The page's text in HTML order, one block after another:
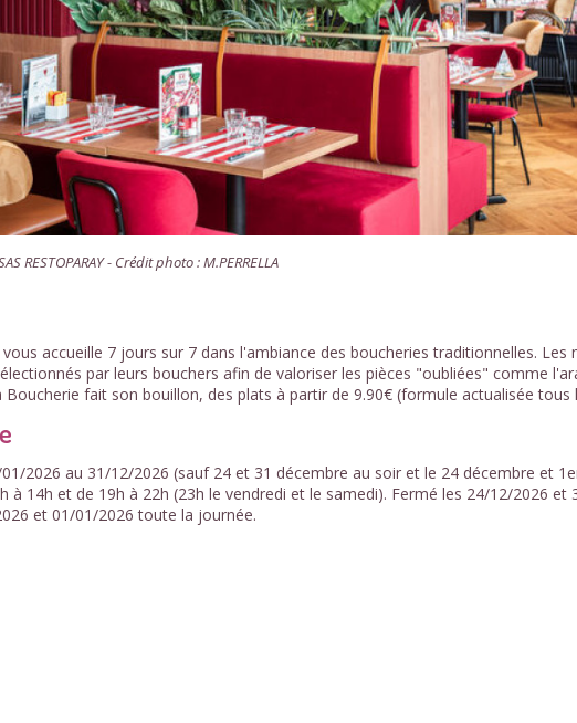
RESTOPARAY - Crédit photo : M.PERRELLA
accueille 7 jours sur 7 dans l'ambiance des boucheries traditionnelles. Les
par leurs bouchers afin de valoriser les pièces "oubliées" comme
Boucherie fait son bouillon, des plats à partir de 9.90€ (formule actualisée tous
2026 au 31/12/2026 (sauf 24 et 31 décembre au soir et le 24 décembre et
à 14h et de 19h à 22h (23h le vendredi et le samedi). Fermé les 24/12/2026 et
et 01/01/2026 toute la journée.